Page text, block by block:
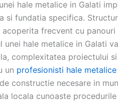
hale metalice in Galati
si fundatia specifica.
acoperita frecvent cu
unei hale metalice in Galati
complexitatea proiectului
un profesionisti hale metalice
constructie necesare in
locala cunoaste